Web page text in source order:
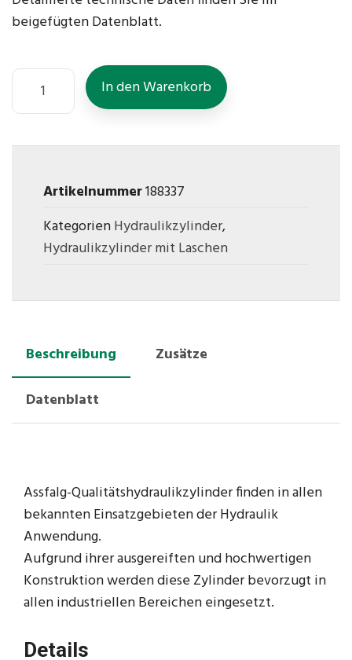
beigefügten Datenblatt.
In den Warenkorb
Artikelnummer188337
KategorienHydraulikzylinder,
Hydraulikzylinder mit Laschen
Beschreibung
Zusätze
Datenblatt
Assfalg-Qualitätshydraulikzylinder finden in allen
bekannten Einsatzgebieten der Hydraulik
Anwendung.
Aufgrund ihrer ausgereiften und hochwertigen
Konstruktion werden diese Zylinder bevorzugt in
allen industriellen Bereichen eingesetzt.
Details